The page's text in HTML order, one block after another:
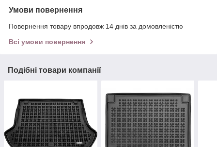
Умови повернення
Повернення товару впродовж 14 днів за домовленістю
Всі умови повернення
Подібні товари компанії